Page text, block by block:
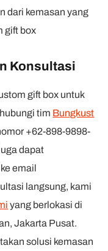
dari kemasan yang
gift box
Konsultasi
gift box untuk
tim Bungkust
+62-898-9898-
dapat
email
langsung, kami
yang berlokasi di
Jakarta Pusat.
solusi kemasan